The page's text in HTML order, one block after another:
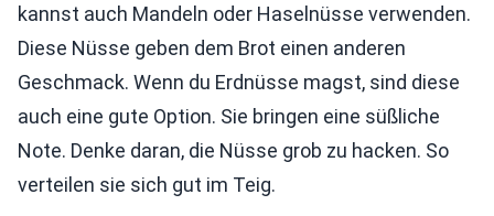
kannst auch Mandeln oder Haselnüsse verwenden.
Diese Nüsse geben dem Brot einen anderen
Geschmack. Wenn du Erdnüsse magst, sind diese
auch eine gute Option. Sie bringen eine süßliche
Note. Denke daran, die Nüsse grob zu hacken. So
verteilen sie sich gut im Teig.